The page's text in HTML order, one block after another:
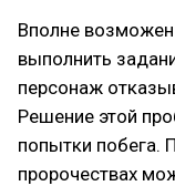
Вполне
выполнить
персонаж
Решение этой
попытки побега.
пророчествах